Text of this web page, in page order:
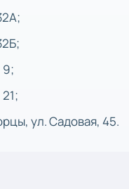
9;
ул. Садовая, 45.